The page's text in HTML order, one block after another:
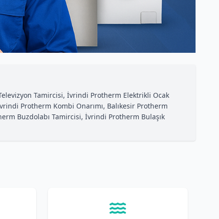
Tamircisi, İvrindi Protherm Elektrikli Ocak
Protherm Kombi Onarımı, Balıkesir Protherm
Buzdolabı Tamircisi, İvrindi Protherm Bulaşık